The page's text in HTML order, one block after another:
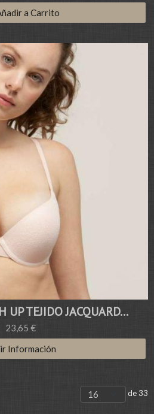
a Carrito
UP TEJIDO JACQUARD...
23,65 €
Información
de 33